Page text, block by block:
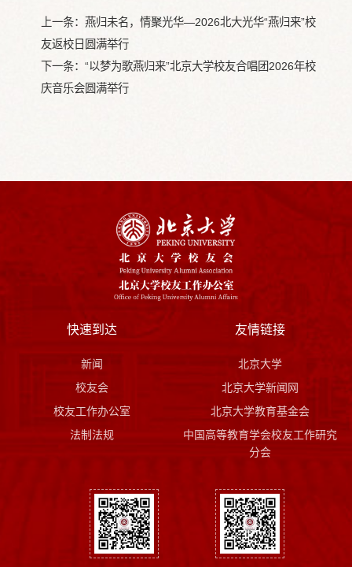
上一条： 燕归未名，情聚光华—2026北大光华“燕归来”校
友返校日圆满举行
下一条： “以梦为歌燕归来”北京大学校友合唱团2026年校
庆音乐会圆满举行
快速到达
新闻
校友会
校友工作办公室
法制法规
友情链接
北京大学
北京大学新闻网
北京大学教育基金会
中国高等教育学会校友工作研究
分会